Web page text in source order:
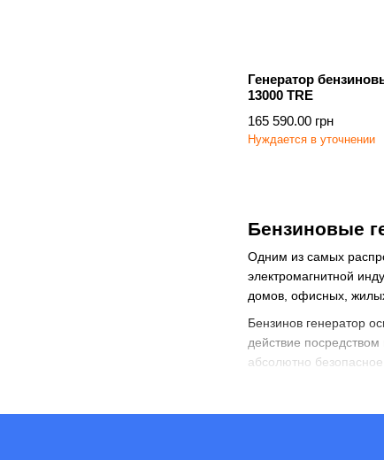
Бензиновые
Одним из самых
электромагнитной
домов, офисных,
Бензинов генератор
действие
абсолютно
Генератор
13000 TRE
165 590.00 грн
Нуждается в уточнении